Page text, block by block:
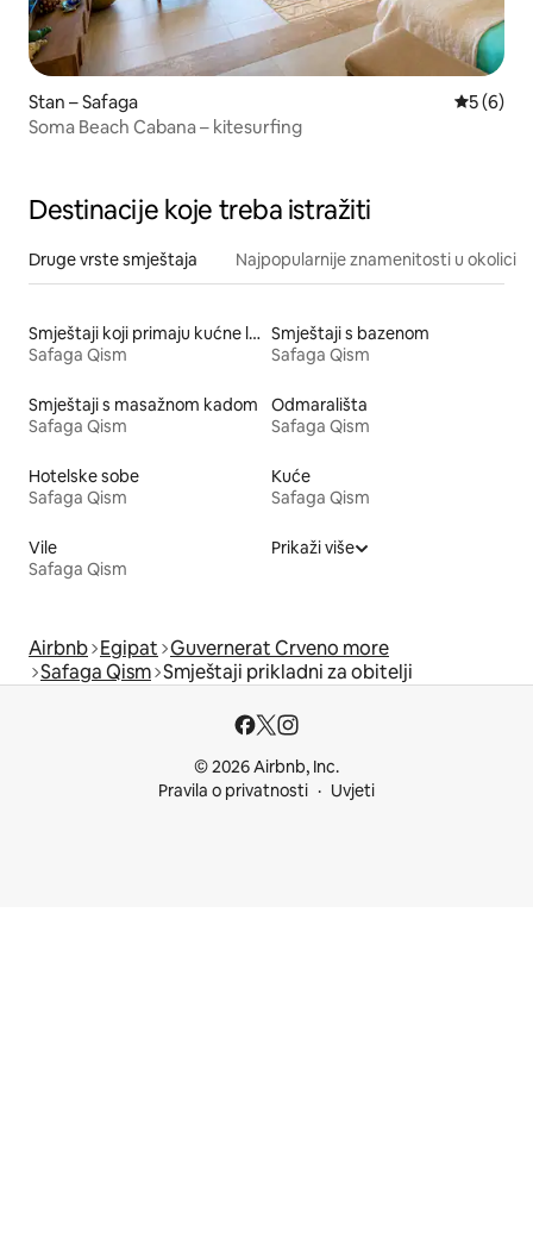
Stan – Safaga
5 (6)
Soma Beach Cabana – kitesurfing
Destinacije koje treba istražiti
Druge vrste smještaja Najpopularnije znamenitosti u okolici
Smještaji koji primaju kućne ljubimce
Safaga Qism
Smještaji s bazenom
Safaga Qism
Smještaji s masažnom kadom
Safaga Qism
Odmarališta
Safaga Qism
Hotelske sobe
Safaga Qism
Kuće
Safaga Qism
Vile
Safaga Qism
Prikaži više
Airbnb Egipat Guvernerat Crveno more
Safaga Qism Smještaji prikladni za obitelji
© 2026 Airbnb, Inc.
Pravila o privatnosti
Uvjeti